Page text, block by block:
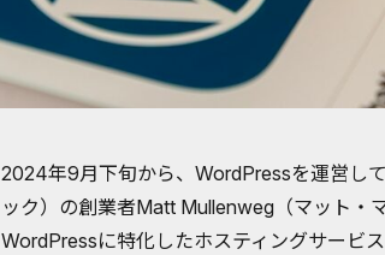
2024年9月下旬から、WordPressを運営し
ック）の創業者Matt Mullenweg（マット・
WordPressに特化したホスティングサービ